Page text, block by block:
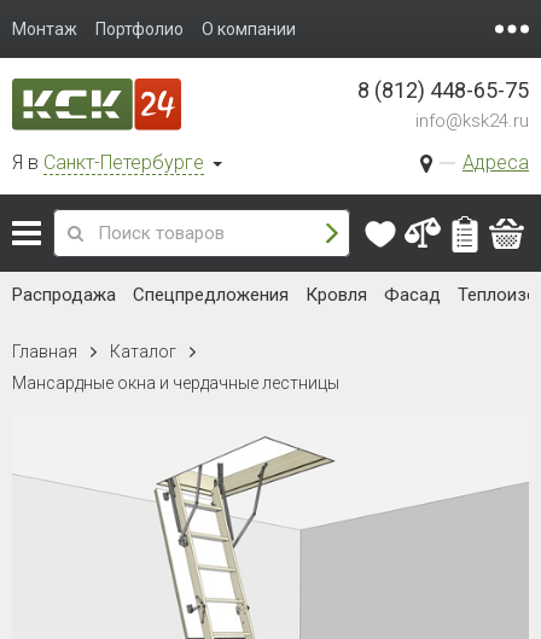
Монтаж Портфолио О компании
Я в Санкт-Петербурге Адреса
8 (812) 448-65-75
info@ksk24.ru
Распродажа Спецпредложения Кровля Фасад
Главная
Каталог
Мансардные окна и чердачные лестницы